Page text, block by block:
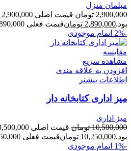
مبلمان منزل
2,900,000 تومان
بود.2,890,000 تومانقیمت فعلی 2,890,000 تومان است.
-2%
اتمام موجودی
مقایسه
مشاهده سریع
افزودن به علاقه مندی
اطلاعات بیشتر
میز اداری کتابخانه دار
میز اداری
10,500,000 تومان
بود.10,250,000 تومانقیمت فعلی 10,250,000 تومان است.
-1%
اتمام موجودی